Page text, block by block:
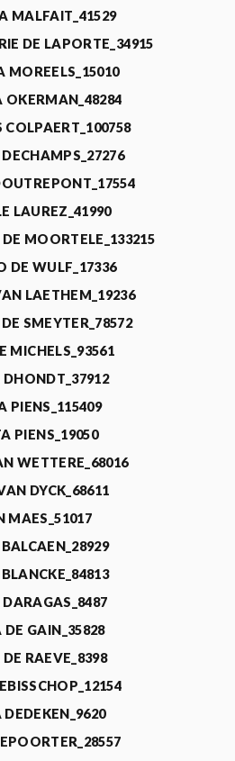
MALFAIT_41529
DE LAPORTE_34915
MOREELS_15010
OKERMAN_48284
COLPAERT_100758
LAUREZ_41990
MOORTELE_133215
DE WULF_17336
LAETHEM_19236
SMEYTER_78572
MICHELS_93561
PIENS_115409
PIENS_19050
WETTERE_68016
DYCK_68611
MAES_51017
DE GAIN_35828
RAEVE_8398